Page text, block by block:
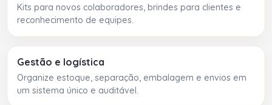
Kits para novos colaboradores, brindes para clientes e
reconhecimento de equipes.
Gestão e logística
Organize estoque, separação, embalagem e envios em
um sistema único e auditável.